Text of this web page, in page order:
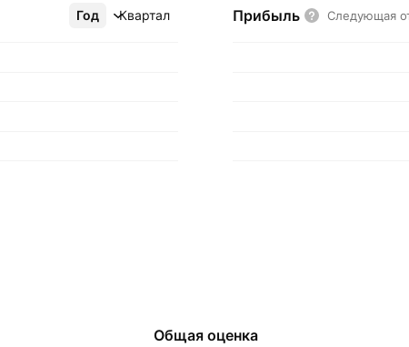
Год Квартал
Ещё Прибыль Следующая
Общая оценка